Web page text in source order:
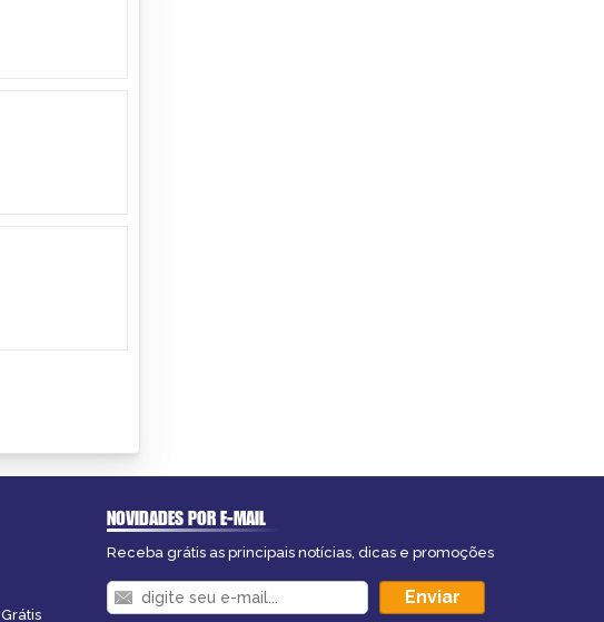
Grátis
NOVIDADES POR E-MAIL
Receba grátis as principais notícias, dicas e promoções